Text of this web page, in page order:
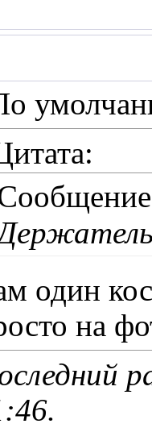
один
на
.